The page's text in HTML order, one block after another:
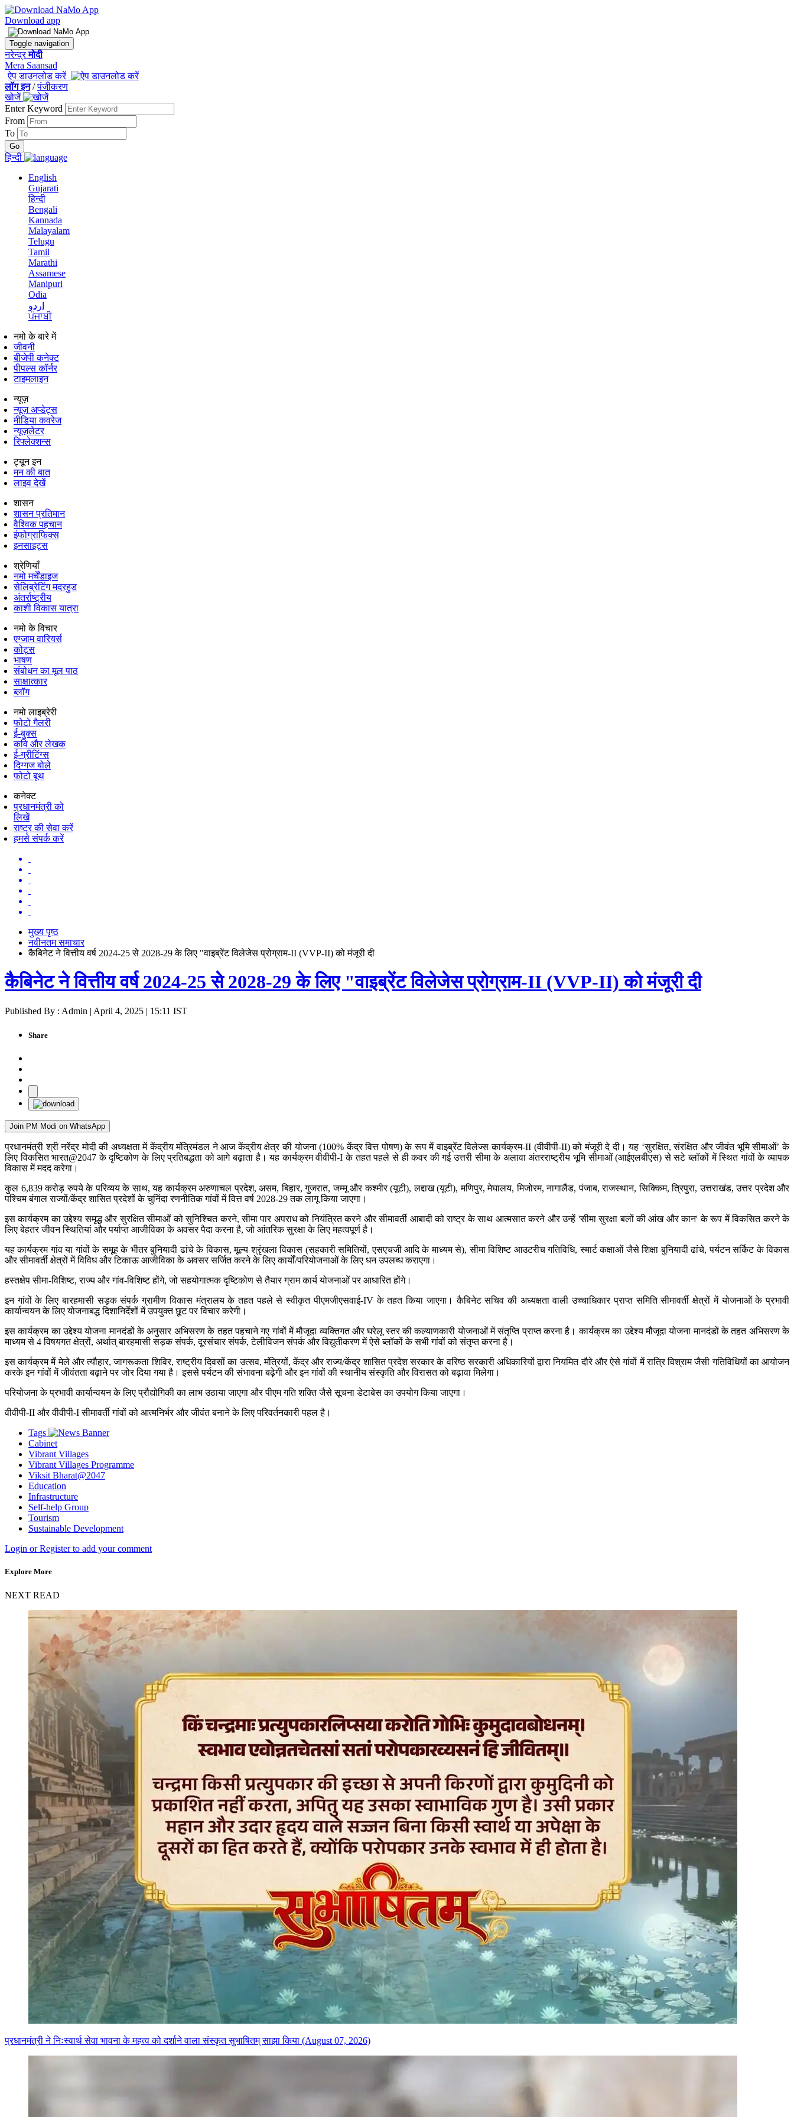
Download app
Toggle navigation
नरेन्द्रमोदी
Mera Saansad
ऐप डाउनलोड करें
लॉग इन/पंजीकरण
खोजें
Enter Keyword
From
To
हिन्दी
English
Gujarati
हिन्दी
Bengali
Kannada
Malayalam
Telugu
Tamil
Marathi
Assamese
Manipuri
Odia
اردو
ਪੰਜਾਬੀ
नमो के बारे में
जीवनी
बीजेपी कनेक्ट
पीपल्स कॉर्नर
टाइमलाइन
न्यूज़
न्यूज़ अप्डेट्स
मीडिया कवरेज
न्यूज़लेटर
रिफ्लेक्शन्स
ट्यून इन
मन की बात
लाइव देखें
शासन
शासन प्रतिमान
वैश्विक पहचान
इंफोग्राफिक्स
इनसाइट्स
श्रेणियाँ
नमो मर्चेंडाइज
सेलिब्रेटिंग मदरहुड
अंतर्राष्‍ट्रीय
काशी विकास यात्रा
नमो के विचार
एग्जाम वारियर्स
कोट्स
भाषण
संबोधन का मूल पाठ
साक्षात्कार
ब्लॉग
नमो लाइब्रेरी
फोटो गैलरी
ई-बुक्स
कवि और लेखक
ई-ग्रीटिंग्स
दिग्गज बोले
फोटो बूथ
कनेक्ट
प्रधानमंत्री को
लिखें
राष्ट्र की सेवा करें
हमसे संपर्क करें
मुख्य पृष्ठ
नवीनतम समाचार
कैबिनेट ने वित्तीय वर्ष 2024-25 से 2028-29 के लिए "वाइब्रेंट विलेजेस प्रोग्राम-II (VVP-II) को मंजूरी दी
कैबिनेट ने वित्तीय वर्ष 2024-25 से 2028-29 के लिए "वाइब्रेंट विलेजेस प्रोग्राम-II (VVP-II) को मंजूरी दी
Published By : Admin | April 4, 2025 | 15:11 IST
Share
Join PM Modi on WhatsApp
प्रधानमंत्री श्री नरेंद्र मोदी की अध्यक्षता में केंद्रीय मंत्रिमंडल ने आज केंद्रीय क्षेत्र की योजना (100% केंद्र वित्त पोषण) के रूप में वाइब्रेंट विलेज्स कार्यक्रम-II (वीवीपी-II) को मंजूरी दे दी। यह ‘सुरक्षित, संरक्षित और जीवंत भूमि सीमाओं’ के
लिए विकसित भारत@2047 के दृष्टिकोण के लिए प्रतिबद्धता को आगे बढ़ाता है। यह कार्यक्रम वीवीपी-I के तहत पहले से ही कवर की गई उत्तरी सीमा के अलावा अंतरराष्ट्रीय भूमि सीमाओं (आईएलबीएस) से सटे ब्लॉकों में स्थित गांवों के व्यापक
विकास में मदद करेगा।
कुल 6,839 करोड़ रुपये के परिव्यय के साथ, यह कार्यक्रम अरुणाचल प्रदेश, असम, बिहार, गुजरात, जम्मू और कश्मीर (यूटी), लद्दाख (यूटी), मणिपुर, मेघालय, मिजोरम, नागालैंड, पंजाब, राजस्थान, सिक्किम, त्रिपुरा, उत्तराखंड, उत्तर प्रदेश और
पश्चिम बंगाल राज्यों/केंद्र शासित प्रदेशों के चुनिंदा रणनीतिक गांवों में वित्त वर्ष 2028-29 तक लागू किया जाएगा।
इस कार्यक्रम का उद्देश्य समृद्ध और सुरक्षित सीमाओं को सुनिश्चित करने, सीमा पार अपराध को नियंत्रित करने और सीमावर्ती आबादी को राष्ट्र के साथ आत्मसात करने और उन्हें 'सीमा सुरक्षा बलों की आंख और कान' के रूप में विकसित करने के
लिए बेहतर जीवन स्थितियां और पर्याप्त आजीविका के अवसर पैदा करना है, जो आंतरिक सुरक्षा के लिए महत्वपूर्ण है।
यह कार्यक्रम गांव या गांवों के समूह के भीतर बुनियादी ढांचे के विकास, मूल्य श्रृंखला विकास (सहकारी समितियों, एसएचजी आदि के माध्यम से), सीमा विशिष्ट आउटरीच गतिविधि, स्मार्ट कक्षाओं जैसे शिक्षा बुनियादी ढांचे, पर्यटन सर्किट के विकास
और सीमावर्ती क्षेत्रों में विविध और टिकाऊ आजीविका के अवसर सर्जित करने के लिए कार्यों/परियोजनाओं के लिए धन उपलब्ध कराएगा।
हस्तक्षेप सीमा-विशिष्ट, राज्य और गांव-विशिष्ट होंगे, जो सहयोगात्मक दृष्टिकोण से तैयार ग्राम कार्य योजनाओं पर आधारित होंगे।
इन गांवों के लिए बारहमासी सड़क संपर्क ग्रामीण विकास मंत्रालय के तहत पहले से स्वीकृत पीएमजीएसवाई-IV के तहत किया जाएगा। कैबिनेट सचिव की अध्यक्षता वाली उच्चाधिकार प्राप्त समिति सीमावर्ती क्षेत्रों में योजनाओं के प्रभावी
कार्यान्वयन के लिए योजनाबद्ध दिशानिर्देशों में उपयुक्त छूट पर विचार करेगी।
इस कार्यक्रम का उद्देश्य योजना मानदंडों के अनुसार अभिसरण के तहत पहचाने गए गांवों में मौजूदा व्यक्तिगत और घरेलू स्तर की कल्याणकारी योजनाओं में संतृप्ति प्राप्त करना है। कार्यक्रम का उद्देश्य मौजूदा योजना मानदंडों के तहत अभिसरण के
माध्यम से 4 विषयगत क्षेत्रों, अर्थात् बारहमासी सड़क संपर्क, दूरसंचार संपर्क, टेलीविजन संपर्क और विद्युतीकरण में ऐसे ब्लॉकों के सभी गांवों को संतृप्त करना है।
इस कार्यक्रम में मेले और त्यौहार, जागरूकता शिविर, राष्ट्रीय दिवसों का उत्सव, मंत्रियों, केंद्र और राज्य/केंद्र शासित प्रदेश सरकार के वरिष्ठ सरकारी अधिकारियों द्वारा नियमित दौरे और ऐसे गांवों में रात्रि विश्राम जैसी गतिविधियों का आयोजन
करके इन गांवों में जीवंतता बढ़ाने पर जोर दिया गया है। इससे पर्यटन की संभावना बढ़ेगी और इन गांवों की स्थानीय संस्कृति और विरासत को बढ़ावा मिलेगा।
परियोजना के प्रभावी कार्यान्वयन के लिए प्रौद्योगिकी का लाभ उठाया जाएगा और पीएम गति शक्ति जैसे सूचना डेटाबेस का उपयोग किया जाएगा।
वीवीपी-II और वीवीपी-I सीमावर्ती गांवों को आत्मनिर्भर और जीवंत बनाने के लिए परिवर्तनकारी पहल है।
Tags
Cabinet
Vibrant Villages
Vibrant Villages Programme
Viksit Bharat@2047
Education
Infrastructure
Self-help Group
Tourism
Sustainable Development
Login or Register to add your comment
Explore More
NEXT READ
प्रधानमंत्री ने निःस्वार्थ सेवा भावना के महत्व को दर्शाने वाला संस्कृत सुभाषितम् साझा किया (August 07, 2026)